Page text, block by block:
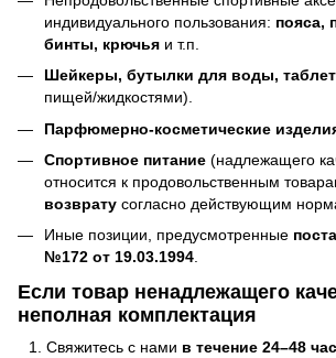
индивидуального пользования: пояса,
бинты, крючья и т.п.
Шейкеры, бутылки для воды,
пищей/жидкостями).
Парфюмерно-косметические
Спортивное питание (надлежащего
относится к продовольственным
возврату согласно действующим
Иные позиции, предусмотренные
№172 от 19.03.1994.
Если товар ненадлежащего
неполная комплектация
Свяжитесь с нами в течение 24–48